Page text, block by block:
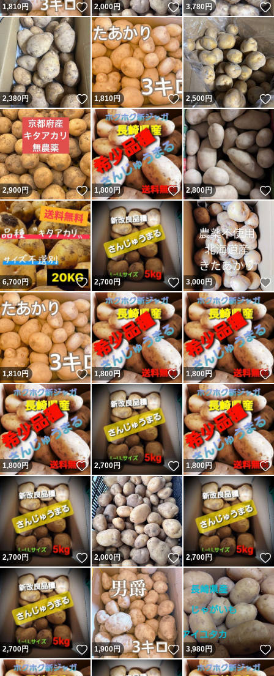
1,810円 いいね！
2,000円 いいね！
3,780円
2,380円 いいね！
1,810円 いいね！
2,500円
2,900円 いいね！
1,800 円 いいね！
2,800円
6,700円 いいね！
2,700円 いいね！
3,000円
1,810円 いいね！
1,800 円 いいね！
1,800 円
1,800 円 いいね！
2,700円 いいね！
1,800 円
2,700円 いいね！
2,000円 いいね！
2,700円
2,700円 いいね！
1,900円 いいね！
3,980円